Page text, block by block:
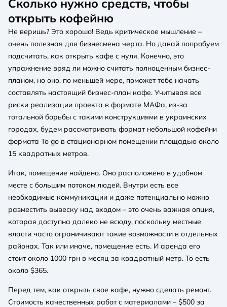
Сколько нужно средств, чтобы
открыть кофейню
Не веришь? Это хорошо! Ведь критическое мышление –
очень полезная для бизнесмена черта. Но давай попробуем
подсчитать, как открыть кафе с нуля. Конечно, это
упражнение вряд ли можно считать полноценным бизнес-
планом, но оно, по меньшей мере, поможет тебе начать
составлять настоящий бизнес-план кафе. Учитывая все
риски реализации проекта в формате МАФа, из-за
тотальной борьбы с такими конструкциями в украинских
городах, будем рассматривать формат небольшой кофейни
формата To go в стационарном помещении площадью около
15 квадратных метров.
Итак, помещение найдено. Оно расположено в удобном
месте с большим потоком людей. Внутри есть все
необходимые коммуникации и даже потенциально можно
разместить вывеску над входом – это очень важная опция,
которая доступна далеко не всюду, поскольку местные
власти часто ограничивают такие возможности в отдельных
районах. Так или иначе, помещение есть. И аренда его
стоит около 1000 грн в месяц за квадратный метр. То есть
около $365.
Перед тем, как открыть свое кафе, нужно сделать ремонт.
Стоимость качественных работ с материалами – $500 за